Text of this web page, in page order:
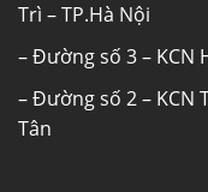
Trì – TP.Hà Nội
– Đường số 3 – KCN
– Đường số 2 – KCN
Tân